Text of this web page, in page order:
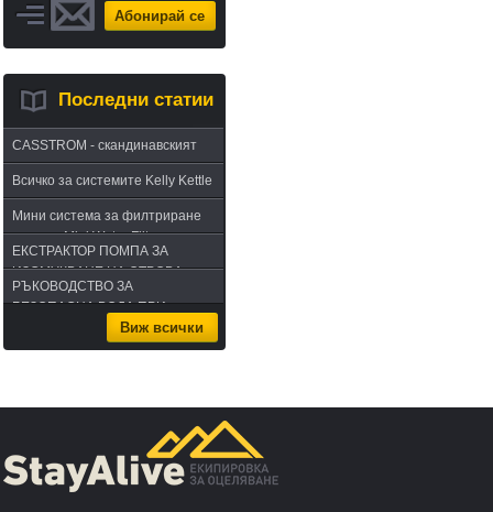
Абонирай се
Последни статии
CASSTROM - скандинавският
път в оцеляването или
бушкрафт по лапландски
Всичко за системите Kelly Kettle
Мини система за филтриране
на вода Mini Water Filter
ЕКСТРАКТОР ПОМПА ЗА
ИЗСМУКВАНЕ НА ОТРОВА -
комплект за извличане на
РЪКОВОДСТВО ЗА
БЕЗОПАСНА ВОДА ПРИ
Виж всички